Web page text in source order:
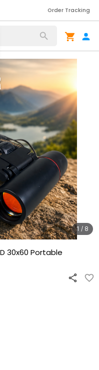
Order Tracking
1 / 8
30x60 Portable